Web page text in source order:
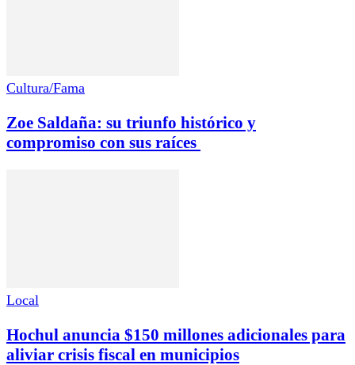
Cultura/Fama
Zoe Saldaña: su triunfo histórico y
compromiso con sus raíces
Local
Hochul anuncia $150 millones adicionales para
aliviar crisis fiscal en municipios